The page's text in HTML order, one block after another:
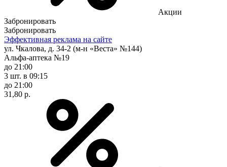
Акции
Забронировать
Забронировать
Эффективная реклама на сайте
ул. Чкалова, д. 34-2 (м-н «Веста» №144)
Альфа-аптека №19
до 21:00
3 шт. в 09:15
до 21:00
31,80 р.